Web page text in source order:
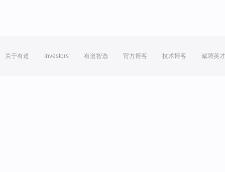
关于有道 Investors 有道智选 官方博客 技术博客 诚聘英才